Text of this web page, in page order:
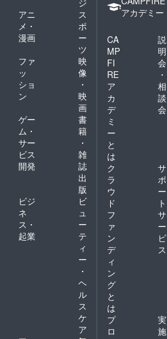
ジ
アニ
メ・
漫画
ス
ポ
ー
ツ
ファ
ッ
ショ
ン
映
像
・
映
画
ゲー
ム・
サー
ビス
開発
書
籍
・
雑
誌
出
版
ビジ
ネ
ス・
起業
ビ
ュ
ー
テ
ィ
ー
・
ヘ
ル
ス
ケ
ア
アカデミー
CA
MP
FI
RE
ア
カ
デ
ミ
ー
と
は
説
明
会
・
相
談
会
ク
ラ
ウ
ド
フ
ァ
ン
デ
ィ
ン
グ
と
は
サ
ポ
ー
ト
サ
ー
ビ
ス
プ
ロ
実
施